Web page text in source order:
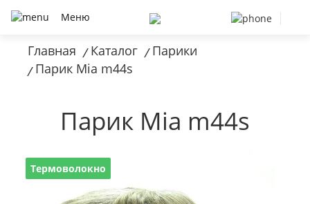
Меню
Главная / Каталог / Парики
/ Парик Mia m44s
Парик Mia m44s
Термоволокно